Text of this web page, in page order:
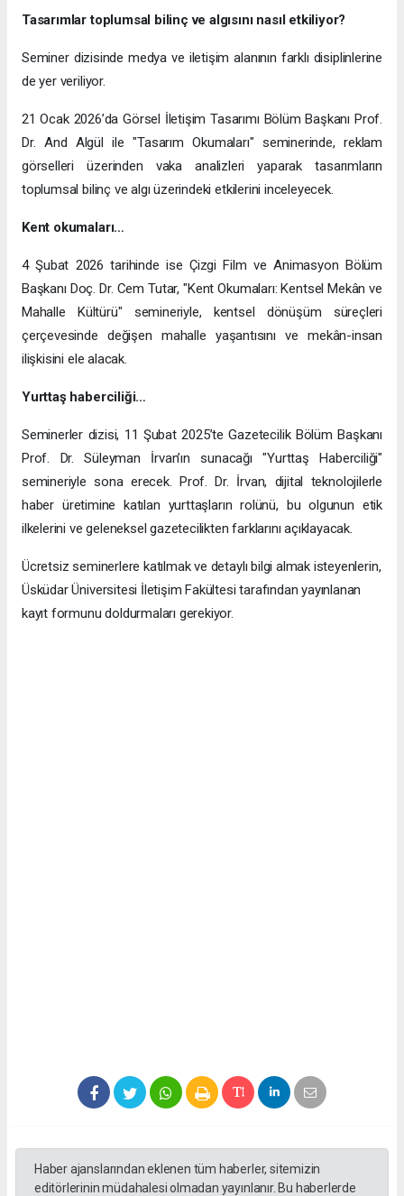
Tasarımlar toplumsal bilinç ve algısını nasıl etkiliyor?
Seminer dizisinde medya ve iletişim alanının farklı disiplinlerine
de yer veriliyor.
21 Ocak 2026’da Görsel İletişim Tasarımı Bölüm Başkanı Prof.
Dr. And Algül ile "Tasarım Okumaları" seminerinde, reklam
görselleri üzerinden vaka analizleri yaparak tasarımların
toplumsal bilinç ve algı üzerindeki etkilerini inceleyecek.
Kent okumaları…
4 Şubat 2026 tarihinde ise Çizgi Film ve Animasyon Bölüm
Başkanı Doç. Dr. Cem Tutar, "Kent Okumaları: Kentsel Mekân ve
Mahalle Kültürü" semineriyle, kentsel dönüşüm süreçleri
çerçevesinde değişen mahalle yaşantısını ve mekân-insan
ilişkisini ele alacak.
Yurttaş haberciliği…
Seminerler dizisi, 11 Şubat 2025’te Gazetecilik Bölüm Başkanı
Prof. Dr. Süleyman İrvan’ın sunacağı "Yurttaş Haberciliği"
semineriyle sona erecek. Prof. Dr. İrvan, dijital teknolojilerle
haber üretimine katılan yurttaşların rolünü, bu olgunun etik
ilkelerini ve geleneksel gazetecilikten farklarını açıklayacak.
Ücretsiz seminerlere katılmak ve detaylı bilgi almak isteyenlerin,
Üsküdar Üniversitesi İletişim Fakültesi tarafından yayınlanan
kayıt formunu doldurmaları gerekiyor.
Haber ajanslarından eklenen tüm haberler, sitemizin
editörlerinin müdahalesi olmadan yayınlanır. Bu haberlerde